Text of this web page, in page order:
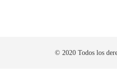
© 2020 Todos los